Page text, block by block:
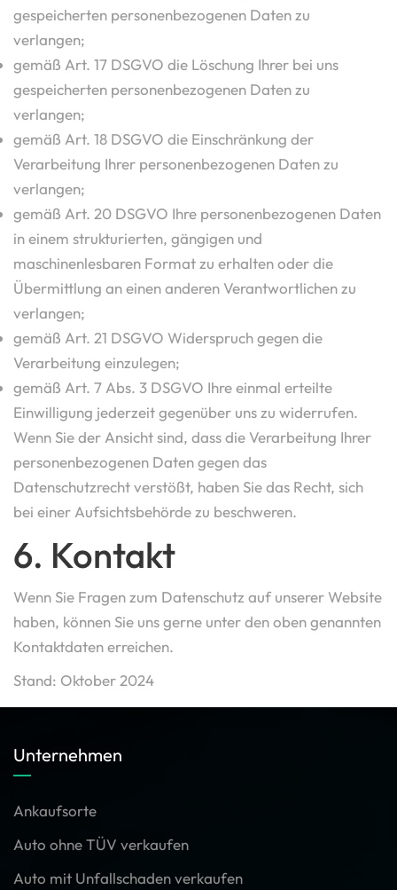
gespeicherten personenbezogenen Daten zu
verlangen;
gemäß Art. 17 DSGVO die Löschung Ihrer bei uns
gespeicherten personenbezogenen Daten zu
verlangen;
gemäß Art. 18 DSGVO die Einschränkung der
Verarbeitung Ihrer personenbezogenen Daten zu
verlangen;
gemäß Art. 20 DSGVO Ihre personenbezogenen Daten
in einem strukturierten, gängigen und
maschinenlesbaren Format zu erhalten oder die
Übermittlung an einen anderen Verantwortlichen zu
verlangen;
gemäß Art. 21 DSGVO Widerspruch gegen die
Verarbeitung einzulegen;
gemäß Art. 7 Abs. 3 DSGVO Ihre einmal erteilte
Einwilligung jederzeit gegenüber uns zu widerrufen.
Wenn Sie der Ansicht sind, dass die Verarbeitung Ihrer
personenbezogenen Daten gegen das
Datenschutzrecht verstößt, haben Sie das Recht, sich
bei einer Aufsichtsbehörde zu beschweren.
6. Kontakt
Wenn Sie Fragen zum Datenschutz auf unserer Website
haben, können Sie uns gerne unter den oben genannten
Kontaktdaten erreichen.
Stand: Oktober 2024
Unternehmen
Ankaufsorte
Auto ohne TÜV verkaufen
Auto mit Unfallschaden verkaufen